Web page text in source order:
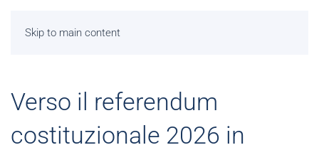
Skip to main content
Verso il referendum
costituzionale 2026 in